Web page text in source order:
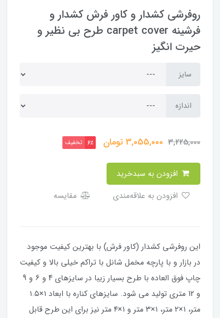
روفرشی کشدار و کاور فرش کشدار و
فرشینه carpet cover طرح بی نظیر و
حیرت انگیز
سایز
اندازه
3,225,000
3,055,000تومان 6٪ تخفیف
مقایسه
این روفرشی کشدار (کاور فرش) با بهترین کیفیت موجود
در بازار و با پارچه مخمل شانل با تراکم خیلی بالا و کیفیت
چاپ فوق العاده با طرح بسیار زیبا در سایزهای 4 و 6 و 9
و 12 متری تولید می شود. سایزهای کناره با ابعاد ۱×۱.۵
متر، ۱×۲ متر، ۱×۳ متر و ۱×۴ متر نیز برای این طرح قابل